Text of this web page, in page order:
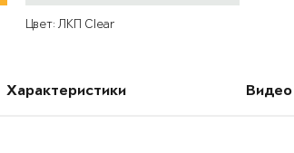
Цвет: ЛКП Clear
Характеристики Видео